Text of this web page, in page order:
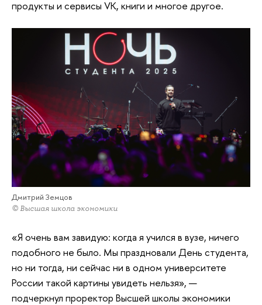
продукты и сервисы VK, книги и многое другое.
Дмитрий Земцов
© Высшая школа экономики
«Я очень вам завидую: когда я учился в вузе, ничего
подобного не было. Мы праздновали День студента,
но ни тогда, ни сейчас ни в одном университете
России такой картины увидеть нельзя», —
подчеркнул проректор Высшей школы экономики